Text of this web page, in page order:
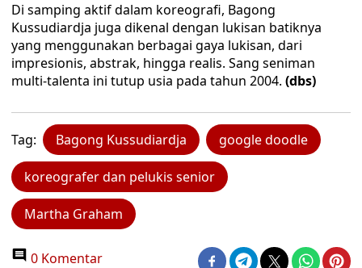
Di samping aktif dalam koreografi, Bagong
Kussudiardja juga dikenal dengan lukisan batiknya
yang menggunakan berbagai gaya lukisan, dari
impresionis, abstrak, hingga realis. Sang seniman
multi-talenta ini tutup usia pada tahun 2004. (dbs)
Tag: Bagong Kussudiardja google doodle
koreografer dan pelukis senior
Martha Graham
0 Komentar